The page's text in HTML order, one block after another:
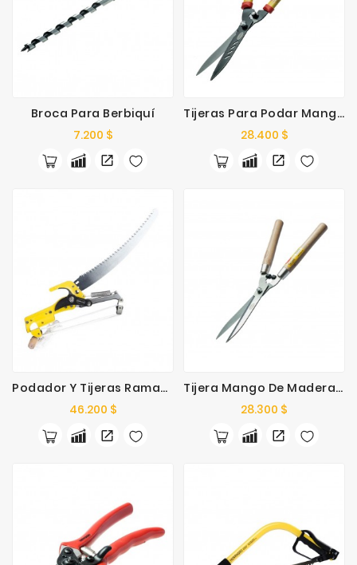
Broca Para Berbiquí
7.200 $Precio
Tijeras Para Podar Mango Tubular
28.400 $Precio
Podador Y Tijeras Ramas Altas 14"
46.200 $Precio
Tijera Mango De Madera 12"
28.300 $